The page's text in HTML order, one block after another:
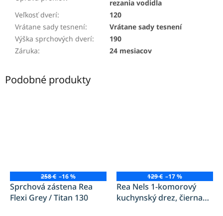
rezania vodidla
Veľkosť dverí:
120
Vrátane sady tesnení:
Vrátane sady tesnení
Výška sprchových dverí:
190
Záruka: 24 mesiacov
Podobné produkty
258 € –16 %
Sprchová zástena Rea
Flexi Grey / Titan 130
129 € –17 %
Rea Nels 1-komorový
kuchynský drez, čierna